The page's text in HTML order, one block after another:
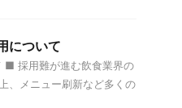
について
■ 採用難が進む飲食業界の
、メニュー刷新など多くの